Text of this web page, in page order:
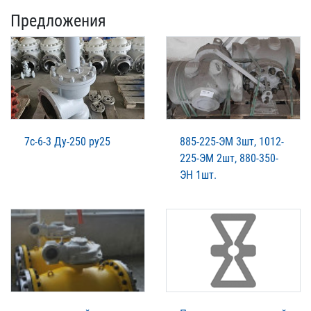
Предложения
7с-6-3 Ду-250 ру25
885-225-ЭМ 3шт, 1012-
225-ЭМ 2шт, 880-350-
ЭН 1шт.